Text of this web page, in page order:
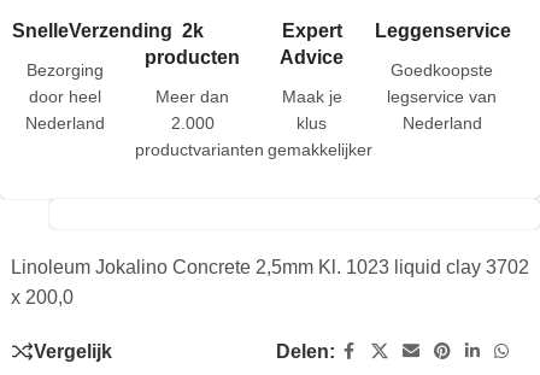
SnelleVerzending
Bezorging
door heel
Nederland
2k
producten
Meer dan
2.000
productvarianten
Expert
Advice
Maak je
klus
gemakkelijker
Leggenservice
Goedkoopste
legservice van
Nederland
Linoleum Jokalino Concrete 2,5mm Kl. 1023 liquid clay 3702
x 200,0
Vergelijk Delen: